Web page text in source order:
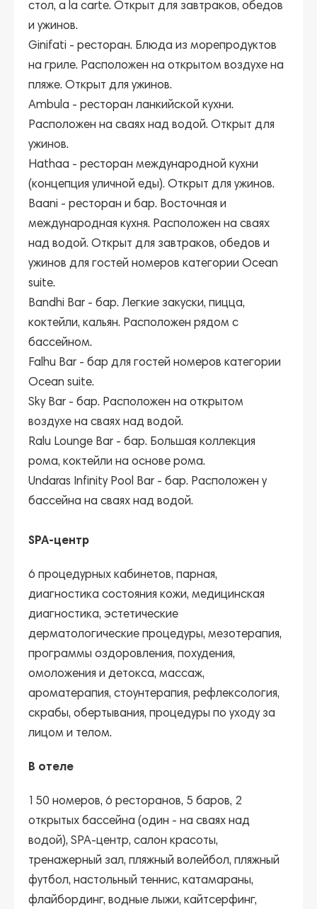
стол, a la carte. Открыт для завтраков, обедов
и ужинов.
Ginifati - ресторан. Блюда из морепродуктов
на гриле. Расположен на открытом воздухе на
пляже. Открыт для ужинов.
Ambula - ресторан ланкийской кухни.
Расположен на сваях над водой. Открыт для
ужинов.
Hathaa - ресторан международной кухни
(концепция уличной еды). Открыт для ужинов.
Baani - ресторан и бар. Восточная и
международная кухня. Расположен на сваях
над водой. Открыт для завтраков, обедов и
ужинов для гостей номеров категории Ocean
suite.
Bandhi Bar - бар. Легкие закуски, пицца,
коктейли, кальян. Расположен рядом с
бассейном.
Falhu Bar - бар для гостей номеров категории
Ocean suite.
Sky Bar - бар. Расположен на открытом
воздухе на сваях над водой.
Ralu Lounge Bar - бар. Большая коллекция
рома, коктейли на основе рома.
Undaras Infinity Pool Bar - бар. Расположен у
бассейна на сваях над водой.
SPA-центр
6 процедурных кабинетов, парная,
диагностика состояния кожи, медицинская
диагностика, эстетические
дерматологические процедуры, мезотерапия,
программы оздоровления, похудения,
омоложения и детокса, массаж,
ароматерапия, стоунтерапия, рефлексология,
скрабы, обертывания, процедуры по уходу за
лицом и телом.
В отеле
150 номеров, 6 ресторанов, 5 баров, 2
открытых бассейна (один - на сваях над
водой), SPA-центр, салон красоты,
тренажерный зал, пляжный волейбол, пляжный
футбол, настольный теннис, катамараны,
флайбординг, водные лыжи, кайтсерфинг,